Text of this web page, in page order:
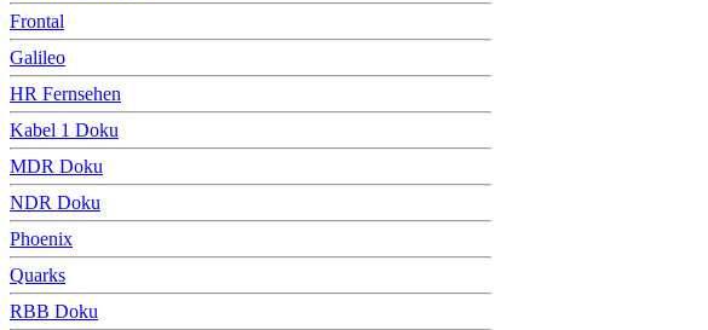
Frontal
Galileo
HR Fernsehen
Kabel 1 Doku
MDR Doku
NDR Doku
Phoenix
Quarks
RBB Doku